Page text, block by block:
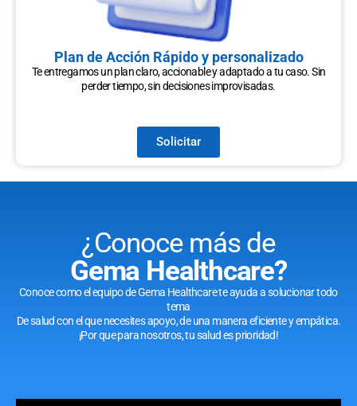
Plan de Acción Rápido y personalizado
Te entregamos un plan claro, accionable y adaptado a tu caso. Sin
perder tiempo, sin decisiones improvisadas.
Solicitar
¿Conoce más de
Gema Healthcare?
Conoce como el equipo de Gema Healthcare te ayuda a solucionar todo
tema
De salud con el que necesites apoyo, de una manera eficiente y empática.
¡Por que para nosotros, tu salud es prioridad!